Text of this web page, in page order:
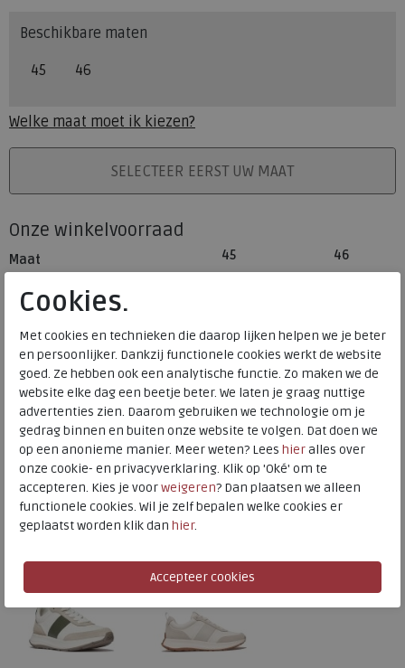
Beschikbare maten
45 46
Welke maat moet ik kiezen?
PLAATS IN WINKELMANDSELECTEER EERST UW MAAT
Onze winkelvoorraad
Maat 45
46
Meijerink Heemskerk
HEEMSKERK
Meijerink Hoorn
Hulp nodig? bel:0229 760 760
Gratis verzending binnen Nederland*
Voor 14:00 uur besteld = dezelfde werkdag verzonden*
Altijd retourneren, binnen 1 werkdag terugbetaald
Alternatieve kleuren
Cookies.
Met cookies en technieken die daarop lijken helpen we je beter
en persoonlijker. Dankzij functionele cookies werkt de website
goed. Ze hebben ook een analytische functie. Zo maken we de
website elke dag een beetje beter. We laten je graag nuttige
advertenties zien. Daarom gebruiken we technologie om je
gedrag binnen en buiten onze website te volgen. Dat doen we
op een anonieme manier. Meer weten? Lees hieralles over
onze cookie- en privacyverklaring. Klik op 'Oké' om te
accepteren. Kies je voorweigeren? Dan plaatsen we alleen
functionele cookies. Wil je zelf bepalen welke cookies er
geplaatst worden klik dan hier.